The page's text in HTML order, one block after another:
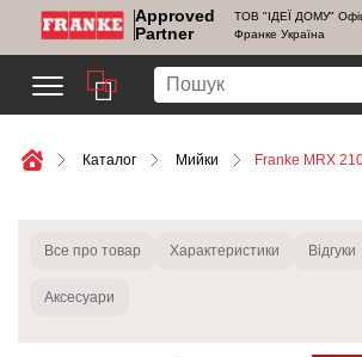
Approved
Partner
ТОВ "ІДЕЇ ДОМУ"
Франке Україна
Каталог Мийки Franke MRX
Все про товар Характеристики Відгуки
Аксесуари